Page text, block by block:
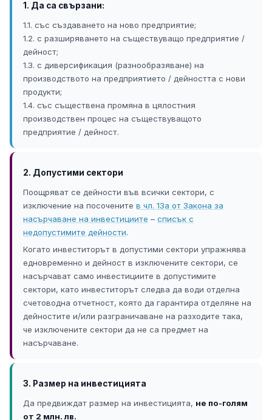
1. Да са свързани:
1.1. със създаването на ново предприятие;
1.2. с разширяването на съществуващо предприятие /
дейност;
1.3. с диверсификация (разнообразяване) на
производството на предприятието / дейността с нови
продукти;
1.4. със съществена промяна в цялостния
производствен процес на съществуващото
предприятие / дейност.
2. Допустими сектори
Поощряват се дейности във всички сектори, с
изключение на посочените в чл. 13а от Закона за
насърчаване на инвестициите – списък с
недопустимите дейности.
Когато инвеститорът в допустими сектори упражнява
едновременно и дейност в изключените сектори, се
насърчават само инвестициите в допустимите
сектори, като инвеститорът следва да води отделна
счетоводна отчетност, която да гарантира отделяне на
дейностите и/или разграничаване на разходите така,
че изключените сектори да не са предмет на
насърчаване.
3. Размер на инвестицията
Да предвиждат размер на инвестицията, не по-голям
от 2 млн. лв.